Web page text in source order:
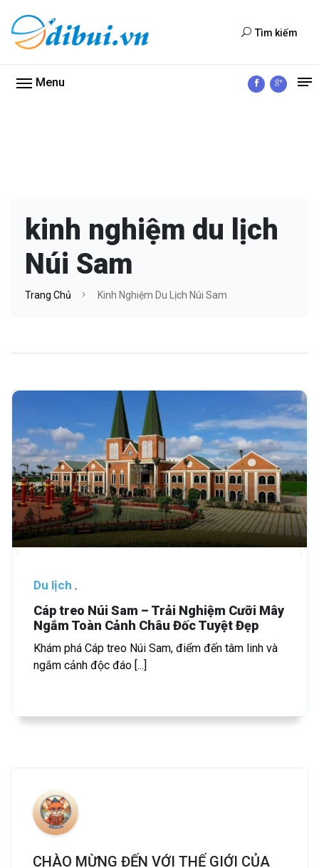
Tìm kiếm
Menu
kinh nghiệm du lịch
Núi Sam
Trang Chủ Kinh Nghiệm Du Lịch Núi Sam
Du lịch
Cáp treo Núi Sam – Trải Nghiệm Cưỡi Mây
Ngắm Toàn Cảnh Châu Đốc Tuyệt Đẹp
Khám phá Cáp treo Núi Sam, điểm đến tâm linh và
ngắm cảnh độc đáo [...]
CHÀO MỪNG ĐẾN VỚI THẾ GIỚI CỦA